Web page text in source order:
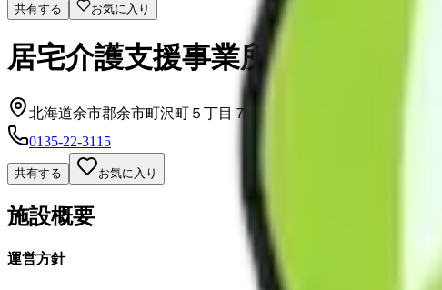
共有する お気に入り
居宅介護支援事業所かるな
北海道余市郡余市町沢町５丁目７７番地
0135-22-3115
共有する お気に入り
施設概要
運営方針